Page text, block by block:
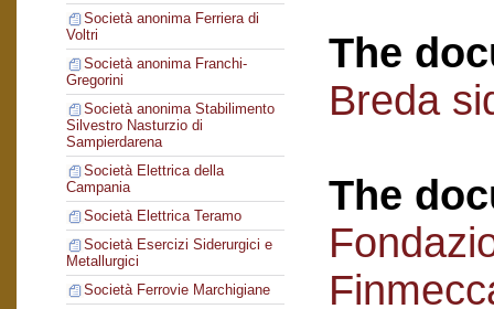
Società anonima Ferriera di
Voltri
Società anonima Franchi-
Gregorini
Società anonima Stabilimento
Silvestro Nasturzio di
Sampierdarena
Società Elettrica della
Campania
Società Elettrica Teramo
Società Esercizi Siderurgici e
Metallurgici
Società Ferrovie Marchigiane
The
Breda
The